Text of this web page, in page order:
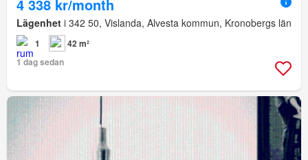
4 338 kr/month
Lägenhet i 342 50, Vislanda, Alvesta kommun, Kronobergs län
1
42 m²
1 dag sedan